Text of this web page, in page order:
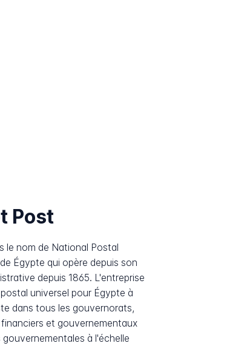
Post
le nom de National Postal
Égypte qui opère depuis son
depuis 1865. L'entreprise
universel pour Égypte à
dans tous les gouvernorats,
et gouvernementaux
à l'échelle